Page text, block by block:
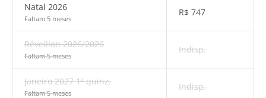
Natal 2026
Faltam 5 meses
R$ 747
Réveillon 2026/2026
Faltam 5 meses
Indisp.
Janeiro 2027 1ª quinz.
Faltam 5 meses
Indisp.